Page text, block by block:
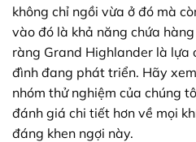
không chỉ ngồi vừa ở đó mà
vào đó là khả năng chứa
ràng Grand Highlander là lựa
đình đang phát triển. Hãy
nhóm thử nghiệm của chúng
đánh giá chi tiết hơn về mọi
đáng khen ngợi này.